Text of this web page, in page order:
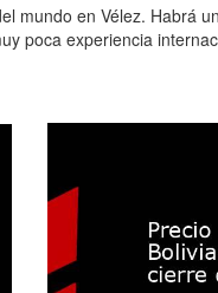
mundo en Vélez. Habrá
poca experiencia